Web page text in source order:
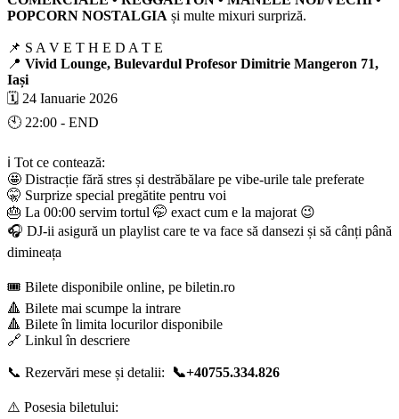
POPCORN NOSTALGIA și multe mixuri surpriză.
📌 S A V E T H E D A T E
📍 Vivid Lounge, Bulevardul Profesor Dimitrie Mangeron 71,
Iași
🗓️ 24 Ianuarie 2026
🕙 22:00 - END
ℹ️ Tot ce contează:
🤩 Distracție fără stres și destrăbălare pe vibe-urile tale preferate
🤫 Surprize special pregătite pentru voi
🎂 La 00:00 servim tortul 🤭 exact cum e la majorat 😉
🎧 DJ-ii asigură un playlist care te va face să dansezi și să cânți până
dimineața
🎟️ Bilete disponibile online, pe biletin.ro
🔺 Bilete mai scumpe la intrare
🔺 Bilete în limita locurilor disponibile
🔗 Linkul în descriere
📞 Rezervări mese și detalii: 📞+40755.334.826
⚠️ Posesia biletului: